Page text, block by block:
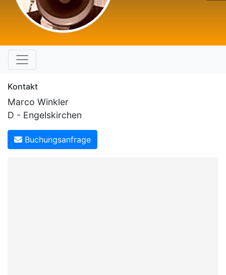
Kontakt
Marco Winkler
D - Engelskirchen
Buchungsanfrage